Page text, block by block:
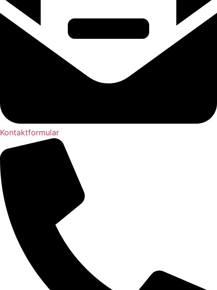
Kontaktformular